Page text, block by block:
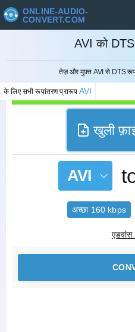
ONLINE-AUDIO-
CONVERT.COM
AVI को
तेज़ और मुफ़्त AVI से DTS
के लिए सभी रूपांतरण प्रारूपAVI
रद्द
खुली
AVI
अच्छा 160 kbps
एडवांस